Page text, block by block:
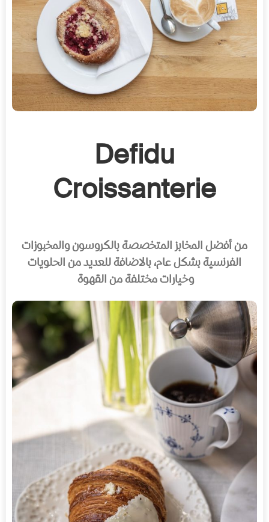
Defidu
Croissanterie
من أفضل المخابز المتخصصة بالكروسون والمخبوزات
الفرنسية بشكل عام، بالاضافة للعديد من الحلويات
وخيارات مختلفة من القهوة